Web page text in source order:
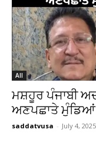
All
ਮਸ਼ਹੂਰ ਪੰਜਾਬੀ
ਅਣਪਛਾਤੇ
saddatvusa - July 4, 2025